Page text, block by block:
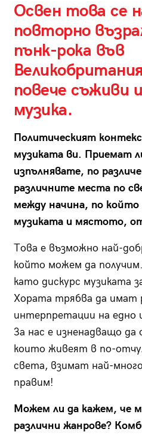
Освен това се
повторно
пънк-рока във
повече съживи
музика.
Политическият
музиката ви. Приемат
изпълнявате, по
различните места по
между начина, по който
музиката и мястото,
Това е възможно най-
който можем да
като дискурс музиката
Хората трябва да имат
интерпретации на едно
За нас е изненадващо
които живеят в по-
света, взимат най-
правим!
Можем ли да кажем, че
различни жанрове?